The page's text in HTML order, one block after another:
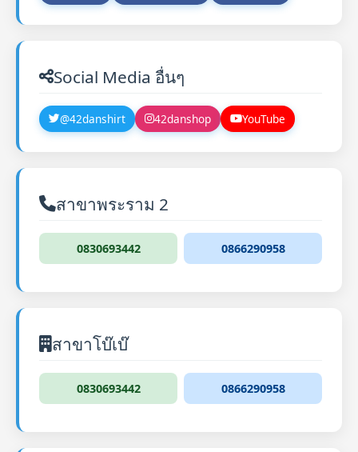
Social Media อื่นๆ
@42danshirt 42danshop YouTube
สาขาพระราม 2
0830693442 0866290958
สาขาโบ๊เบ๊
0830693442 0866290958